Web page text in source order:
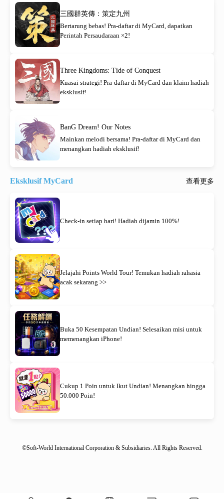
三國群英傳：策定九州
Bertarung bebas! Pra-daftar di MyCard, dapatkan
Perintah Persaudaraan ×2!
Three Kingdoms: Tide of Conquest
Kuasai strategi! Pra-daftar di MyCard dan klaim hadiah
eksklusif!
BanG Dream! Our Notes
Mainkan melodi bersama! Pra-daftar di MyCard dan
menangkan hadiah eksklusif!
Eksklusif MyCard 查看更多
Check-in setiap hari! Hadiah dijamin 100%!
Jelajahi Points World Tour! Temukan hadiah rahasia
acak sekarang >>
Buka 50 Kesempatan Undian! Selesaikan misi untuk
memenangkan iPhone!
Cukup 1 Poin untuk Ikut Undian! Menangkan hingga
50.000 Poin!
©Soft-World International Corporation & Subsidiaries. All Rights Reserved.